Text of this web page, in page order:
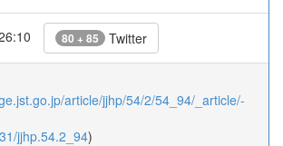
80 + 85 Twitter
article/jjhp/54/2/54_94/_article/-
jjhp.54.2_94)